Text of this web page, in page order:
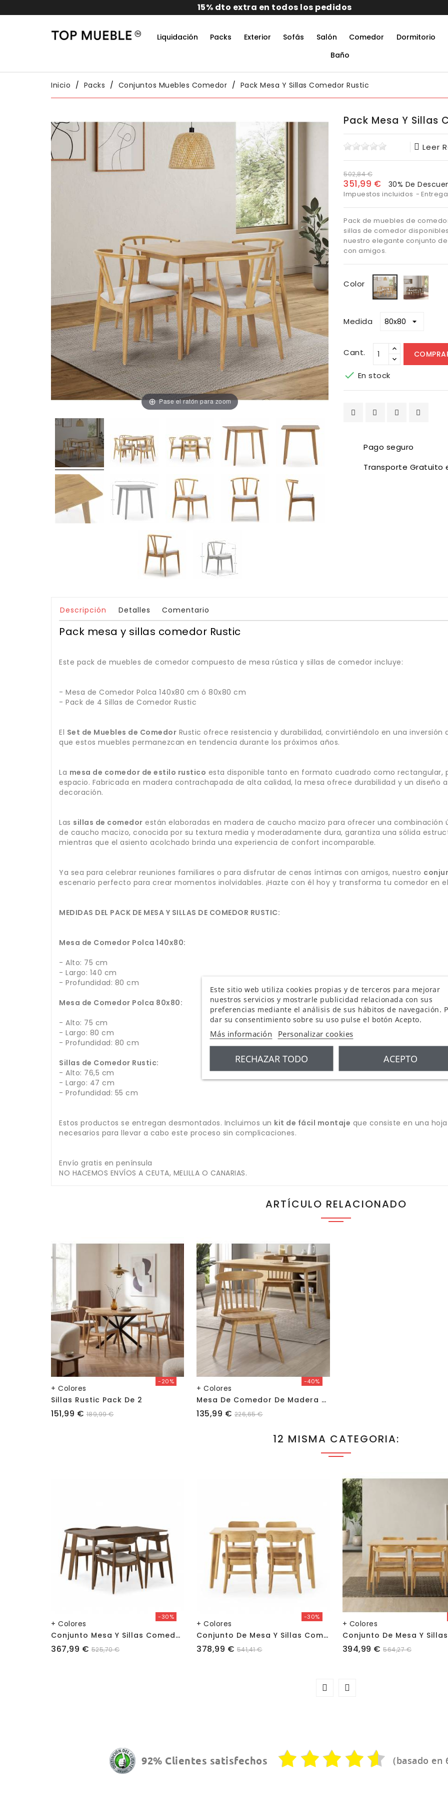
Liquidación Packs Exterior Sofás Salón Comedor Dormitorio
Baño
Inicio Packs Conjuntos Muebles Comedor Pack Mesa Y Sillas Comedor Rustic
Pase el ratón para zoom
Pack Mesa Y Sillas
Leer
502,84 €
351,99 € 30% De
Impuestos incluidos
Pack de muebles de
sillas de comedor
nuestro elegante conjunto
con amigos.
Color Roble Nogal
Medida
Cant.
 En stock
Pago seguro
Transporte Gratuito
Descripción Detalles Comentario
Pack mesa y sillas comedor Rustic
Este pack de muebles de comedor compuesto de mesa rústica y sillas de comedor incluye:
- Mesa de Comedor Polca 140x80 cm ó 80x80 cm
- Pack de 4 Sillas de Comedor Rustic
El Set de Muebles de Comedor Rustic ofrece resistencia y durabilidad, convirtiéndolo en una inversión
que estos muebles permanezcan en tendencia durante los próximos años.
La mesa de comedor de estilo rustico esta disponible tanto en formato cuadrado como
espacio. Fabricada en madera contrachapada de alta calidad, la mesa ofrece durabilidad y un
decoración.
Las sillas de comedor están elaboradas en madera de caucho macizo para ofrecer una combinación
de caucho macizo, conocida por su textura media y moderadamente dura, garantiza una sólida
mientras que el asiento acolchado brinda una experiencia de confort incomparable.
Ya sea para celebrar reuniones familiares o para disfrutar de cenas íntimas con amigos, nuestro
escenario perfecto para crear momentos inolvidables. ¡Hazte con él hoy y transforma tu comedor en
MEDIDAS DEL PACK DE MESA Y SILLAS DE COMEDOR RUSTIC:
Mesa de Comedor Polca 140x80:
- Alto: 75 cm
- Largo: 140 cm
- Profundidad: 80 cm
Mesa de Comedor Polca 80x80:
- Alto: 75 cm
- Largo: 80 cm
- Profundidad: 80 cm
Sillas de Comedor Rustic:
- Alto: 76,5 cm
- Largo: 47 cm
- Profundidad: 55 cm
Estos productos se entregan desmontados. Incluimos un kit de fácil montaje que consiste en una
necesarios para llevar a cabo este proceso sin complicaciones.
Envío gratis en península
NO HACEMOS ENVÍOS A CEUTA, MELILLA O CANARIAS.
ARTÍCULO RELACIONADO
+ Colores
-20%
Sillas Rustic Pack De 2
Precio
151,99 € 189,99 €
+ Colores
-40%
M
Esa De Comedor De Madera Polca
Precio
135,99 € 226,65 €
12 MISMA CATEGORIA:
+ Colores
-30%
C
Onjunto Mesa Y Sillas Comedor Corzo
Precio
367,99 € 525,70 €
+ Colores
-30%
C
Onjunto De Mesa Y Sillas Comedor Noel
Precio
378,99 € 541,41 €
+ Colores
Precio
394,99 € 564,27 €
92% Clientes satisfechos (basado en
Este sitio web utiliza cookies propias y de terceros para mejorar
nuestros servicios y mostrarle publicidad relacionada con sus
preferencias mediante el análisis de sus hábitos de navegación.
dar su consentimiento sobre su uso pulse el botón Acepto.
Más información Personalizar cookies
RECHAZAR TODO ACEPTO